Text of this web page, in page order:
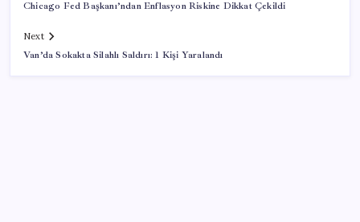
Chicago Fed Başkanı’ndan Enflasyon Riskine Dikkat Çekildi
Next
Van’da Sokakta Silahlı Saldırı: 1 Kişi Yaralandı